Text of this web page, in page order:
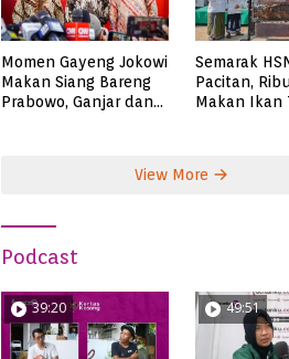
Momen Gayeng Jokowi
Makan Siang Bareng
Prabowo, Ganjar dan
Semarak
Pacitan,
Makan Ikan
View More
Podcast
39:20 49:51